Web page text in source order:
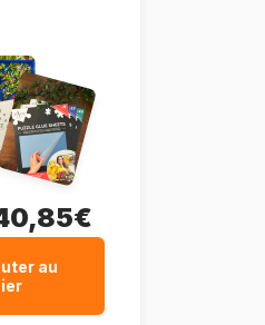
au